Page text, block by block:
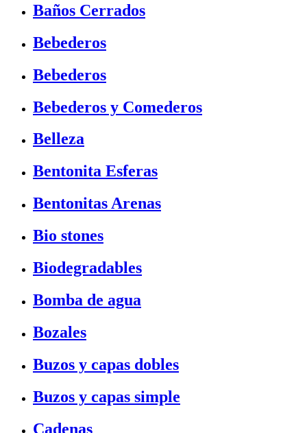
Baños Cerrados
Bebederos
Bebederos
Bebederos y Comederos
Belleza
Bentonita Esferas
Bentonitas Arenas
Bio stones
Biodegradables
Bomba de agua
Bozales
Buzos y capas dobles
Buzos y capas simple
Cadenas